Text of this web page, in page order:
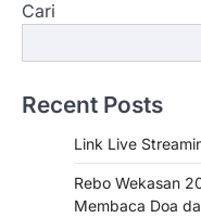
Cari
Recent Posts
Link Live
Rebo Wekasan
Membaca Doa